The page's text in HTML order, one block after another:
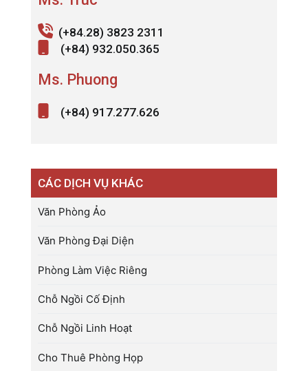
(+84.28) 3823 2311
(+84) 932.050.365
Ms. Phuong
(+84) 917.277.626
CÁC DỊCH VỤ KHÁC
Văn Phòng Ảo
Văn Phòng Đại Diện
Phòng Làm Việc Riêng
Chỗ Ngồi Cố Định
Chỗ Ngồi Linh Hoạt
Cho Thuê Phòng Họp